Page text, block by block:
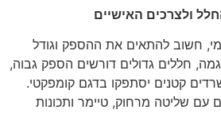
ולצרכים האישיים
חשוב להתאים את ההספק וגודל
חללים גדולים דורשים הספק גבוה,
קטנים יסתפקו בדגם קומפקטי.
עם שליטה מרחוק, טיימר ותכונות